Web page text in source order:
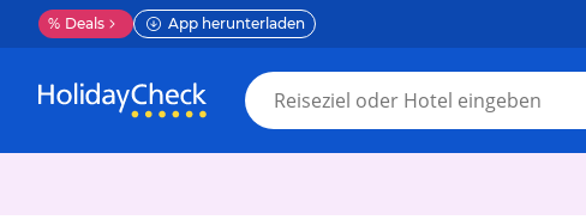
% Deals App herunterladen